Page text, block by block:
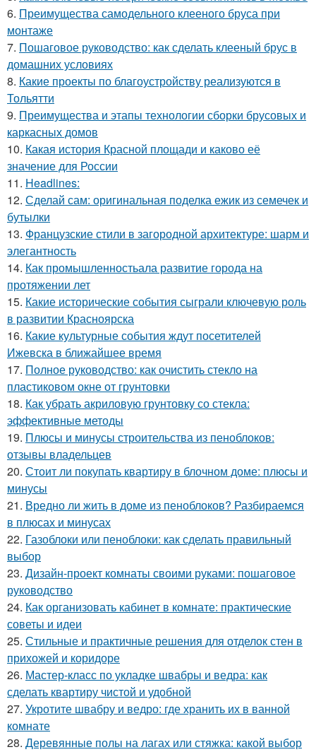
6. Преимущества самодельного клееного бруса при
монтаже
7. Пошаговое руководство: как сделать клееный брус в
домашних условиях
8. Какие проекты по благоустройству реализуются в
Тольятти
9. Преимущества и этапы технологии сборки брусовых и
каркасных домов
10. Какая история Красной площади и каково её
значение для России
11. Headlines:
12. Сделай сам: оригинальная поделка ежик из семечек и
бутылки
13. Французские стили в загородной архитектуре: шарм и
элегантность
14. Как промышленностьала развитие города на
протяжении лет
15. Какие исторические события сыграли ключевую роль
в развитии Красноярска
16. Какие культурные события ждут посетителей
Ижевска в ближайшее время
17. Полное руководство: как очистить стекло на
пластиковом окне от грунтовки
18. Как убрать акриловую грунтовку со стекла:
эффективные методы
19. Плюсы и минусы строительства из пеноблоков:
отзывы владельцев
20. Стоит ли покупать квартиру в блочном доме: плюсы и
минусы
21. Вредно ли жить в доме из пеноблоков? Разбираемся
в плюсах и минусах
22. Газоблоки или пеноблоки: как сделать правильный
выбор
23. Дизайн-проект комнаты своими руками: пошаговое
руководство
24. Как организовать кабинет в комнате: практические
советы и идеи
25. Стильные и практичные решения для отделок стен в
прихожей и коридоре
26. Мастер-класс по укладке швабры и ведра: как
сделать квартиру чистой и удобной
27. Укротите швабру и ведро: где хранить их в ванной
комнате
28. Деревянные полы на лагах или стяжка: какой выбор